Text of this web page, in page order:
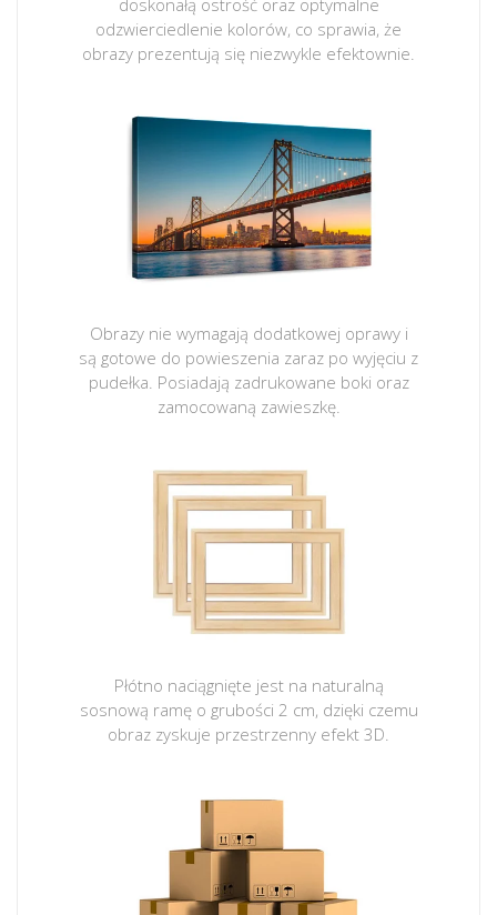
doskonałą ostrość oraz optymalne
odzwierciedlenie kolorów, co sprawia, że
obrazy prezentują się niezwykle efektownie.
Obrazy nie wymagają dodatkowej oprawy i
są gotowe do powieszenia zaraz po wyjęciu z
pudełka. Posiadają zadrukowane boki oraz
zamocowaną zawieszkę.
Płótno naciągnięte jest na naturalną
sosnową ramę o grubości 2 cm, dzięki czemu
obraz zyskuje przestrzenny efekt 3D.